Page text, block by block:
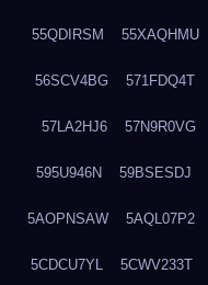
55QDIRSM 55XAQHMU
56SCV4BG 571FDQ4T
57LA2HJ6 57N9R0VG
595U946N 59BSESDJ
5AOPNSAW 5AQL07P2
5CDCU7YL 5CWV233T